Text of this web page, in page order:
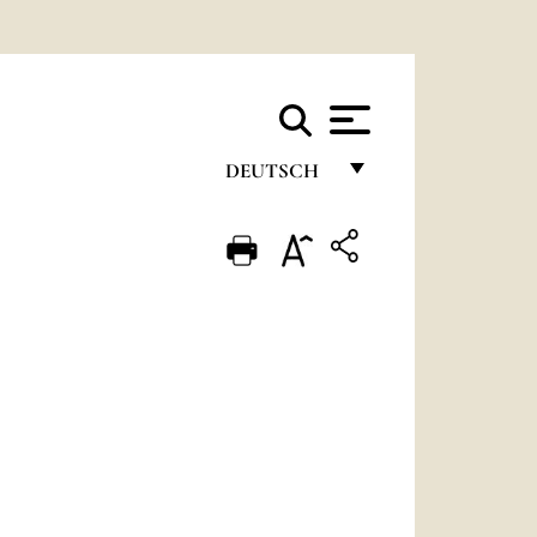
DEUTSCH
ENGLISH